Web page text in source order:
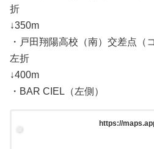
折
↓350m
・戸田翔陽高校（南）交差点（
左折
↓400m
・BAR CIEL（左側）
https://